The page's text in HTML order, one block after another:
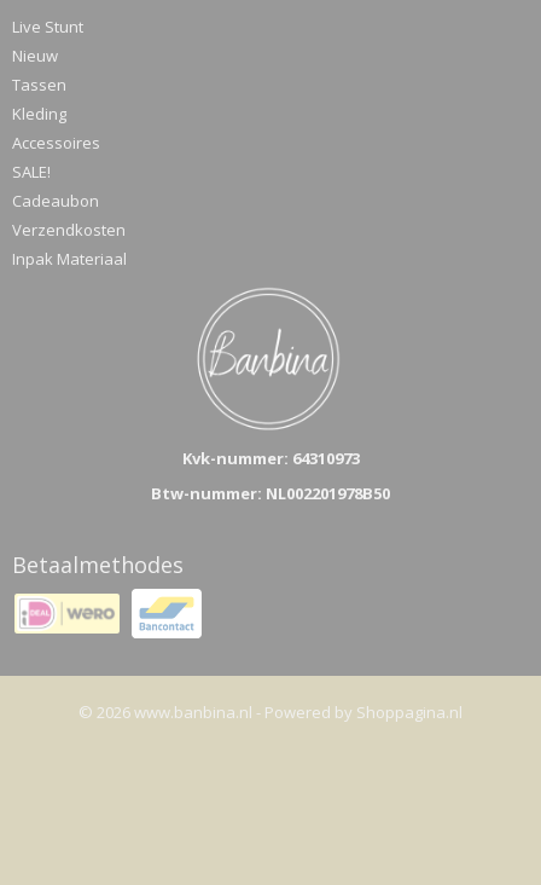
Live Stunt
Nieuw
Tassen
Kleding
Accessoires
SALE!
Cadeaubon
Verzendkosten
Inpak Materiaal
Kvk-nummer: 64310973
Btw-nummer: NL002201978B50
Betaalmethodes
© 2026 www.banbina.nl - Powered by Shoppagina.nl